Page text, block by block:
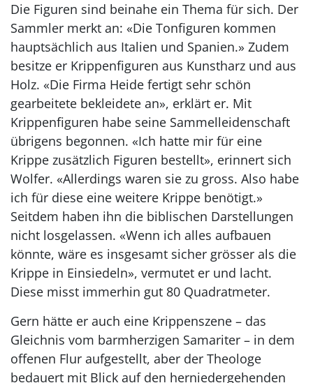
Die Figuren sind beinahe ein Thema für sich. Der
Sammler merkt an: «Die Tonfiguren kommen
hauptsächlich aus Italien und Spanien.» Zudem
besitze er Krippenfiguren aus Kunstharz und aus
Holz. «Die Firma Heide fertigt sehr schön
gearbeitete bekleidete an», erklärt er. Mit
Krippenfiguren habe seine Sammelleidenschaft
übrigens begonnen. «Ich hatte mir für eine
Krippe zusätzlich Figuren bestellt», erinnert sich
Wolfer. «Allerdings waren sie zu gross. Also habe
ich für diese eine weitere Krippe benötigt.»
Seitdem haben ihn die biblischen Darstellungen
nicht losgelassen. «Wenn ich alles aufbauen
könnte, wäre es insgesamt sicher grösser als die
Krippe in Einsiedeln», vermutet er und lacht.
Diese misst immerhin gut 80 Quadratmeter.
Gern hätte er auch eine Krippenszene – das
Gleichnis vom barmherzigen Samariter – in dem
offenen Flur aufgestellt, aber der Theologe
bedauert mit Blick auf den herniedergehenden